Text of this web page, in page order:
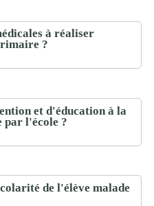
à réaliser
?
et d'éducation à la
par l'école ?
de l'élève malade